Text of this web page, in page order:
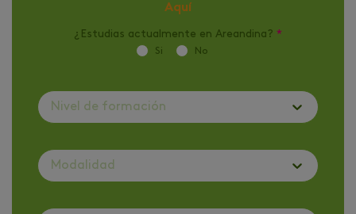
Aquí
¿Estudias actualmente en Areandina? *
Si No
Nivel de formación
Modalidad